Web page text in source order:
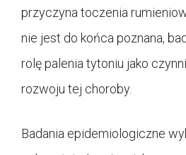
przyczyna toczenia
nie jest do końca poznana,
rolę palenia tytoniu jako
rozwoju tej choroby.
Badania epidemiologiczne